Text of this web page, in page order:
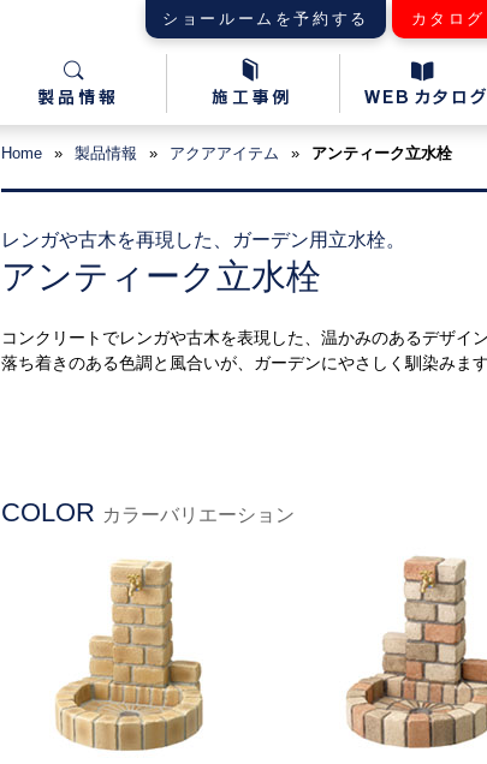
ショールームを予約する カタロ
Home » 製品情報 » アクアアイテム » アンティーク立水栓
レンガや古木を再現した、ガーデン用立水栓。
アンティーク立水栓
コンクリートでレンガや古木を表現した、温かみのあるデザイン
落ち着きのある色調と風合いが、ガーデンにやさしく馴染みます
COLOR カラーバリエーション